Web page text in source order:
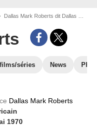
Dallas Mark Roberts dit Dallas Roberts
séries News
Dallas Mark Roberts
1970